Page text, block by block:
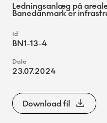
Ledningsanlæg på
Banedanmark er
BN1-13-4
23.07.2024
Download fil